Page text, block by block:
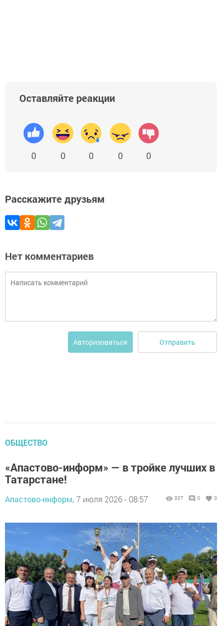
Оставляйте реакции
0 0 0 0 0
Расскажите друзьям
Нет комментариев
Авторизоваться Отправить
ОБЩЕСТВО
«Апастово-информ» — в тройке лучших в
Татарстане!
Апастово-информ, 7 июля 2026 - 08:57 337 0 0